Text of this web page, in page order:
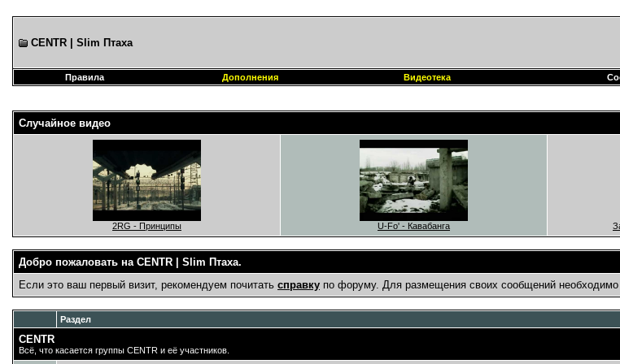
CENTR | Slim Птаха
Правила
Дополнения Видеотека
Случайное видео
2RG - Принципы U-Fo' - Кавабанга
Добро пожаловать на CENTR | Slim Птаха.
Если это ваш первый визит, рекомендуем почитать справку по форуму. Для размещения своих сообщений необходимо
Раздел
CENTR
Всё, что касается группы CENTR и её участников.